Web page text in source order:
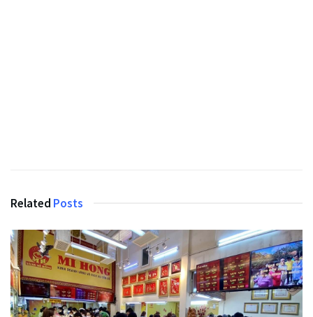
Related Posts